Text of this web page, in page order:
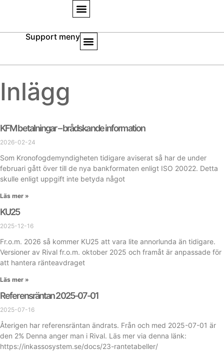
Support meny
Inlägg
KFM betalningar – brådskande information
2026-02-24
Som Kronofogdemyndigheten tidigare aviserat så har de under
februari gått över till de nya bankformaten enligt ISO 20022. Detta
skulle enligt uppgift inte betyda något
Läs mer »
KU25
2025-12-16
Fr.o.m. 2026 så kommer KU25 att vara lite annorlunda än tidigare.
Versioner av Rival fr.o.m. oktober 2025 och framåt är anpassade för
att hantera ränteavdraget
Läs mer »
Referensräntan 2025-07-01
2025-07-16
Återigen har referensräntan ändrats. Från och med 2025-07-01 är
den 2% Denna anger man i Rival. Läs mer via denna länk:
https://inkassosystem.se/docs/23-rantetabeller/